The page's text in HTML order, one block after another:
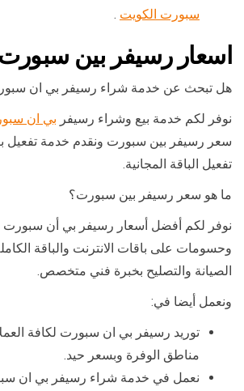
سبورت الكويت .
اسعار رسيفر بين سبورت
هل تبحث عن خدمة شراء رسيفر بي ان
نوفر لكم خدمة بيع وشراء رسيفر بي ان
سعر رسيفر بين سبورت ونقدم خدمة تفعيل
تفعيل الباقة المجانية.
ما هو سعر رسيفر بين سبورت؟
نوفر لكم أفضل أسعار رسيفر بي أن
وحسومات على باقات الانترنت والباقة
الصيانة والتصليح بخبرة فني متخصص.
ونعمل أيضا في:
توريد رسيفر بي ان سبورت لكافة
مناطق الوفرة وبسعر حيد.
نعمل في خدمة شراء رسيفر بي ان